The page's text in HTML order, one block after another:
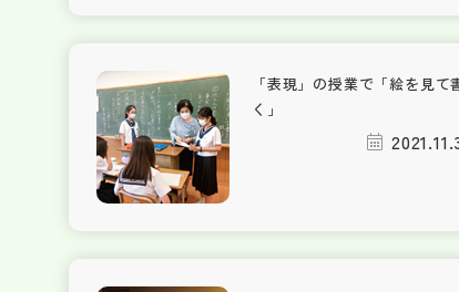
「表現」の授業で「絵を見て
く」